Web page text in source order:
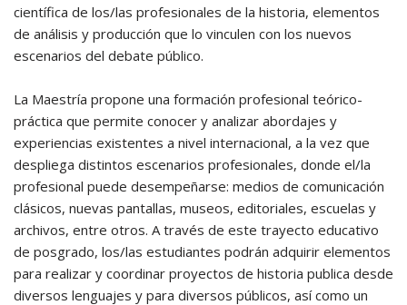
científica de los/las profesionales de la historia, elementos
de análisis y producción que lo vinculen con los nuevos
escenarios del debate público.
La Maestría propone una formación profesional teórico-
práctica que permite conocer y analizar abordajes y
experiencias existentes a nivel internacional, a la vez que
despliega distintos escenarios profesionales, donde el/la
profesional puede desempeñarse: medios de comunicación
clásicos, nuevas pantallas, museos, editoriales, escuelas y
archivos, entre otros. A través de este trayecto educativo
de posgrado, los/las estudiantes podrán adquirir elementos
para realizar y coordinar proyectos de historia publica desde
diversos lenguajes y para diversos públicos, así como un